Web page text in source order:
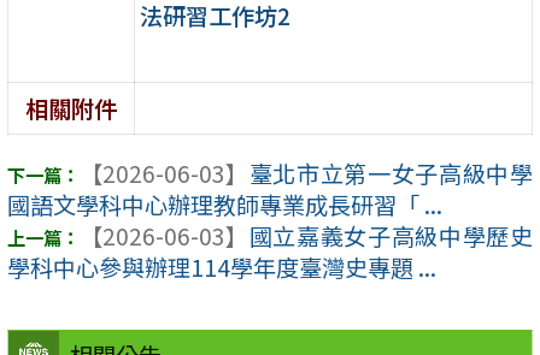
法研習工作坊2
相關附件
【2026-06-03】 臺北市立第一女子高級中學
國語文學科中心辦理教師專業成長研習「 ...
【2026-06-03】 國立嘉義女子高級中學歷史
學科中心參與辦理114學年度臺灣史專題 ...